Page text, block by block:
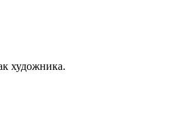
художника.